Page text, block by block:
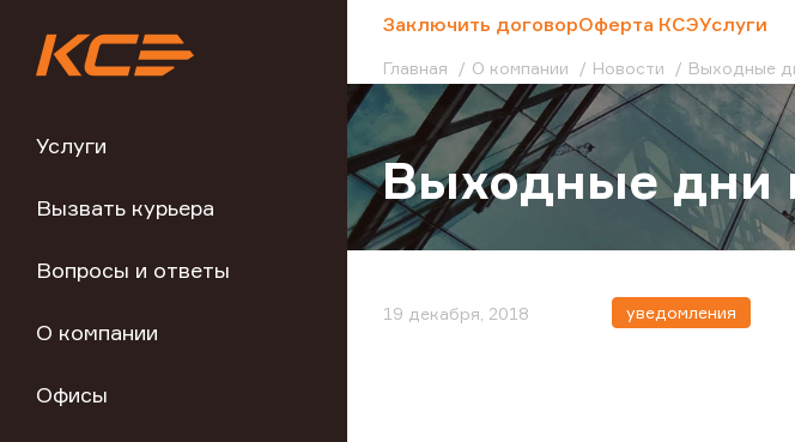
Услуги
Вызвать курьера
Вопросы и ответы
О компании
Офисы
Заключить договорОферта КСЭУслуги
Главная О компании Новости Выходные
Выходные дни
19 декабря, 2018 уведомления